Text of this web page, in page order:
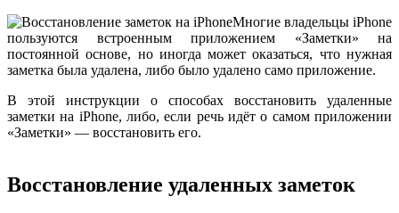
Многие владельцы iPhone
пользуются встроенным приложением «Заметки» на
постоянной основе, но иногда может оказаться, что нужная
заметка была удалена, либо было удалено само приложение.
В этой инструкции о способах восстановить удаленные
заметки на iPhone, либо, если речь идёт о самом приложении
«Заметки» — восстановить его.
Восстановление удаленных заметок